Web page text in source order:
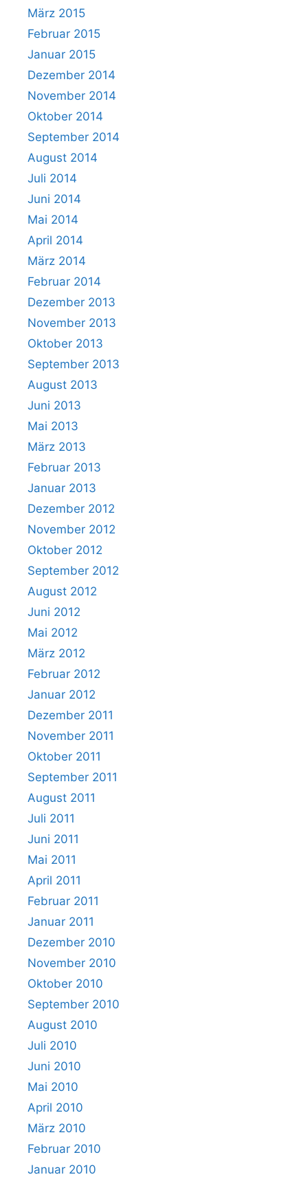
März 2015
Februar 2015
Januar 2015
Dezember 2014
November 2014
Oktober 2014
September 2014
August 2014
Juli 2014
Juni 2014
Mai 2014
April 2014
März 2014
Februar 2014
Dezember 2013
November 2013
Oktober 2013
September 2013
August 2013
Juni 2013
Mai 2013
März 2013
Februar 2013
Januar 2013
Dezember 2012
November 2012
Oktober 2012
September 2012
August 2012
Juni 2012
Mai 2012
März 2012
Februar 2012
Januar 2012
Dezember 2011
November 2011
Oktober 2011
September 2011
August 2011
Juli 2011
Juni 2011
Mai 2011
April 2011
Februar 2011
Januar 2011
Dezember 2010
November 2010
Oktober 2010
September 2010
August 2010
Juli 2010
Juni 2010
Mai 2010
April 2010
März 2010
Februar 2010
Januar 2010